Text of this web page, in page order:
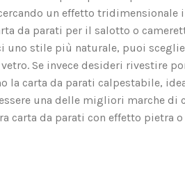
un effetto
da parati per il salotto o
stile più naturale, puoi
Se invece desideri rivestire
la carta da parati calpestabile,
una delle migliori marche
da parati con effetto pietra